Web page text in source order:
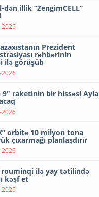
dən illik “ZengimCELL”
2026
Prezident
rəhbərinin
ilə görüşüb
2026
9" raketinin bir hissəsi Ayla
2026
orbitə 10 milyon tona
çıxarmağı planlaşdırır
2026
rouminqi ilə yay tətilində
kəşf et
2026